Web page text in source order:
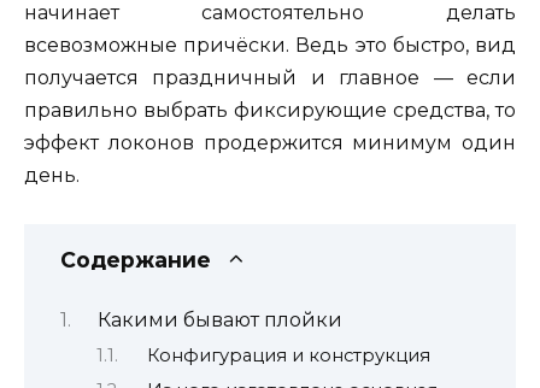
начинает самостоятельно делать
всевозможные причёски. Ведь это быстро, вид
получается праздничный и главное — если
правильно выбрать фиксирующие средства, то
эффект локонов продержится минимум один
день.
Содержание
Какими бывают плойки
Конфигурация и конструкция